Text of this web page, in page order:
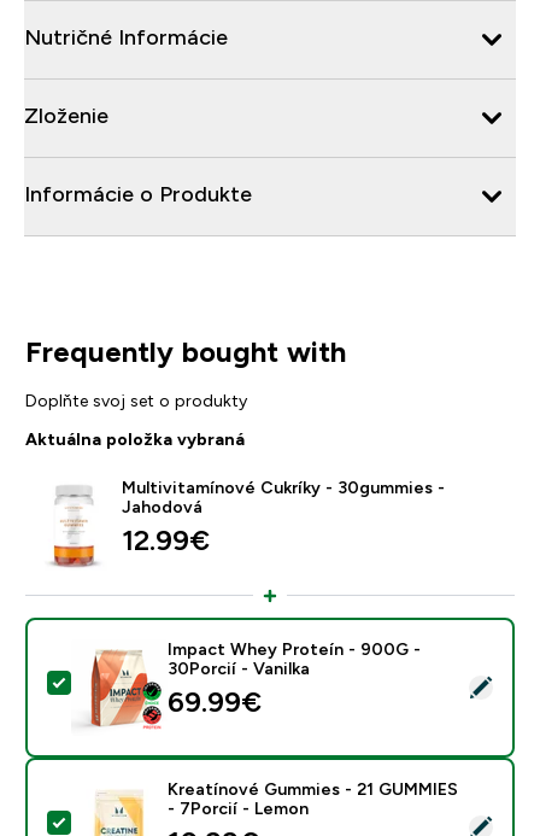
Nutričné Informácie
Zloženie
Informácie o Produkte
Frequently bought with
Doplňte svoj set o produkty
Aktuálna položka vybraná
Multivitamínové Cukríky - 30gummies -
Jahodová
12.99€‎
Vybrať tento produkt - Impact Whey Proteín - 900G
Impact Whey Proteín - 900G -
30Porcií - Vanilka
69.99€‎
Vybrať tento produkt - Kreatínové Gummies - 21
Kreatínové Gummies - 21 GUMMIES
- 7Porcií - Lemon